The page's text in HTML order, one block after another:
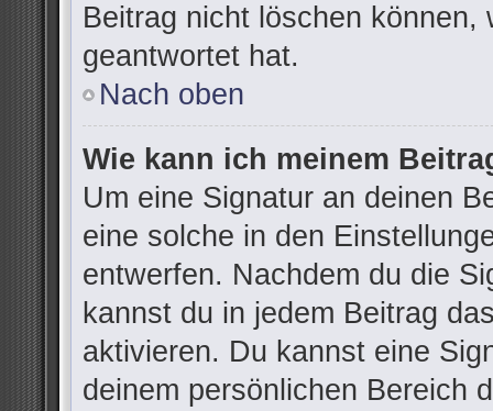
Beitrag nicht löschen können,
geantwortet hat.
Nach oben
Wie kann ich meinem
Um eine Signatur an deinen
eine solche in den
entwerfen. Nachdem du die
kannst du in jedem Beitrag
aktivieren. Du kannst eine
deinem persönlichen Bereich